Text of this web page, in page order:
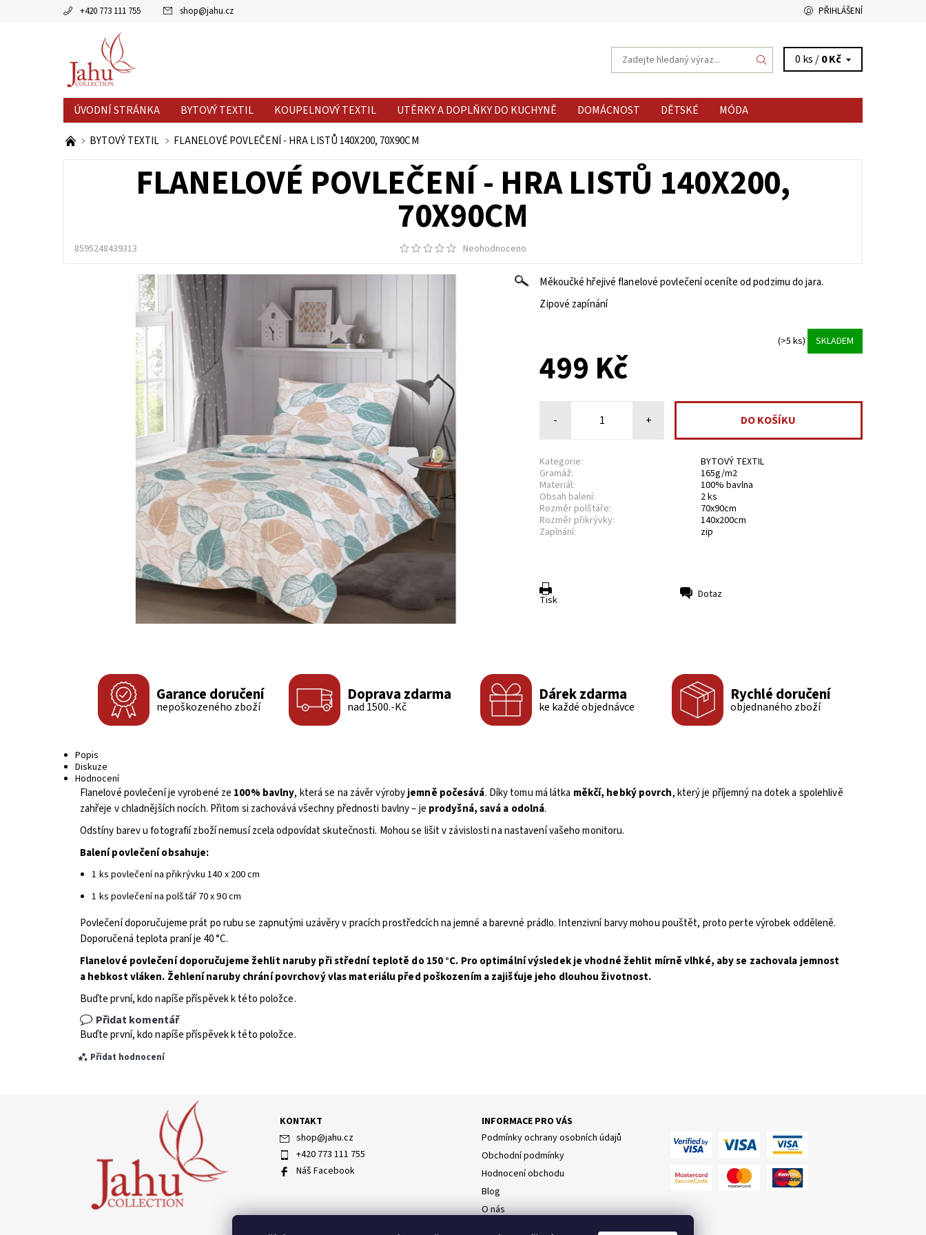
+420 773 111 755 shop@jahu.cz PŘIHLÁŠENÍ
0 ks /0 Kč
ÚVODNÍ STRÁNKA BYTOVÝ TEXTIL KOUPELNOVÝ TEXTIL UTĚRKY A DOPLŇKY DO KUCHYNĚ DOMÁCNOST DĚTSKÉ
MÓDA
AKCE MĚSÍCE
VÝPRODEJ %
BYTOVÝ TEXTIL FLANELOVÉ POVLEČENÍ - HRA LISTŮ 140X200, 70X90CM
FLANELOVÉ POVLEČENÍ - HRA LISTŮ 140X200,
70X90CM
8595248439313 Neohodnoceno
Měkoučké hřejivé flanelové povlečení oceníte od podzimu do jara.
Zipové zapínání
(>5 ks) SKLADEM
499 Kč
- +
Kategorie:
BYTOVÝ TEXTIL
Gramáž:
165g/m2
Materiál:
100% bavlna
Obsah balení:
2 ks
Rozměr polštáře:
70x90cm
Rozměr přikrývky:
140x200cm
Zapínání:
zip
Tisk Dotaz
Garance doručení
nepoškozeného zboží
Doprava zdarma
nad 1500.-Kč
Dárek zdarma
ke každé objednávce
Rychlé doručení
objednaného zboží
Popis
Diskuze
Hodnocení
Flanelové povlečení je vyrobené ze 100% bavlny, která se na závěr výrobyjemně počesává. Díky tomu má látka měkčí, hebký povrch, který je příjemný na dotek a spolehlivě
zahřeje v chladnějších nocích. Přitom si zachovává všechny přednosti bavlny – je prodyšná, savá a odolná.
Odstíny barev u fotografií zboží nemusí zcela odpovídat skutečnosti. Mohou se lišit v závislosti na nastavení vašeho monitoru.
Balení povlečení obsahuje:
1 ks povlečení na přikrývku 140 x 200 cm
1 ks povlečení na polštář 70 x 90 cm
Povlečení doporučujeme prát po rubu se zapnutými uzávěry v pracích prostředcích na jemné a barevné prádlo. Intenzivní barvy mohou pouštět, proto perte výrobek odděleně.
Doporučená teplota praní je 40 °C.
Flanelové povlečení doporučujeme žehlit naruby při střední teplotě do 150 °C. Pro optimální výsledek je vhodné žehlit mírně vlhké, aby se zachovala jemnost
a hebkost vláken. Žehlení naruby chrání povrchový vlas materiálu před poškozením a zajišťuje jeho dlouhou životnost.
Buďte první, kdo napíše příspěvek k této položce.
Přidat komentář
Buďte první, kdo napíše příspěvek k této položce.
Přidat hodnocení
KONTAKT
shop@jahu.cz
+420 773 111 755
Náš Facebook
INFORMACE PRO VÁS
Podmínky ochrany osobních údajů
Obchodní podmínky
Hodnocení obchodu
Blog
O nás